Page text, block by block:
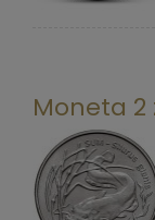
Moneta 2